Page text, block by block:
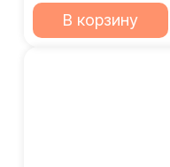
В корзину